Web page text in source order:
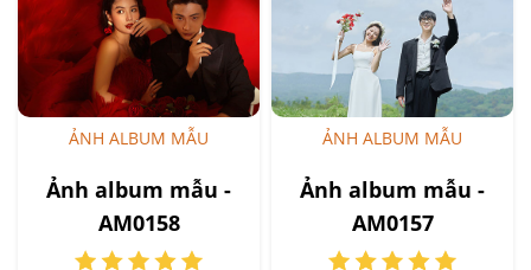
ẢNH ALBUM MẪU
Ảnh album mẫu -
AM0158
ẢNH ALBUM MẪU
Ảnh album mẫu -
AM0157